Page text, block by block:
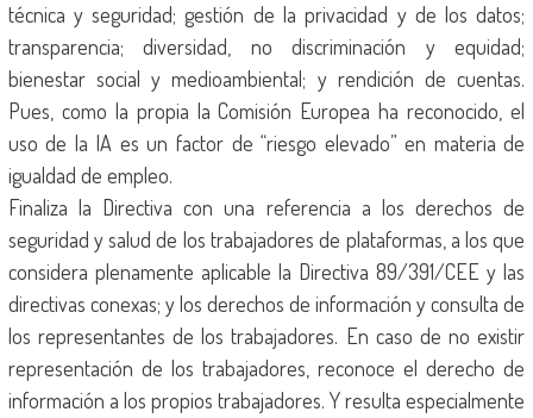
técnica y seguridad; gestión de la privacidad y de los datos;
transparencia; diversidad, no discriminación y equidad;
bienestar social y medioambiental; y rendición de cuentas.
Pues, como la propia la Comisión Europea ha reconocido, el
uso de la IA es un factor de “riesgo elevado” en materia de
igualdad de empleo.
Finaliza la Directiva con una referencia a los derechos de
seguridad y salud de los trabajadores de plataformas, a los que
considera plenamente aplicable la Directiva 89/391/CEE y las
directivas conexas; y los derechos de información y consulta de
los representantes de los trabajadores. En caso de no existir
representación de los trabajadores, reconoce el derecho de
información a los propios trabajadores. Y resulta especialmente